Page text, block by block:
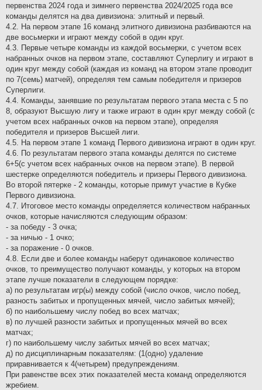
первенства 2024 года и зимнего первенства 2024/2025 года все
команды делятся на два дивизиона: элитный и первый.
4.2. На первом этапе 16 команд элитного дивизиона разбиваются на
две восьмерки и играют между собой в один круг.
4.3. Первые четыре команды из каждой восьмерки, с учетом всех
набранных очков на первом этапе, составляют Суперлигу и играют в
один круг между собой (каждая из команд на втором этапе проводит
по 7(семь) матчей), определяя тем самым победителя и призеров
Суперлиги.
4.4. Команды, занявшие по результатам первого этапа места с 5 по
8, образуют Высшую лигу и также играют в один круг между собой (с
учетом всех набранных очков на первом этапе), определяя
победителя и призеров Высшей лиги.
4.5. На первом этапе 1 команд Первого дивизиона играют в один круг.
4.6. По результатам первого этапа команды делятся по системе
6+5(с учетом всех набранных очков на первом этапе). В первой
шестерке определяются победитель и призеры Первого дивизиона.
Во второй пятерке - 2 команды, которые примут участие в Кубке
Первого дивизиона.
4.7. Итоговое место команды определяется количеством набранных
очков, которые начисляются следующим образом:
- за победу - 3 очка;
- за ничью - 1 очко;
- за поражение - 0 очков.
4.8. Если две и более команды наберут одинаковое количество
очков, то преимущество получают команды, у которых на втором
этапе лучше показатели в следующем порядке:
а) по результатам игр(ы) между собой (число очков, число побед,
разность забитых и пропущенных мячей, число забитых мячей);
б) по наибольшему числу побед во всех матчах;
в) по лучшей разности забитых и пропущенных мячей во всех
матчах;
г) по наибольшему числу забитых мячей во всех матчах;
д) по дисциплинарным показателям: (1(одно) удаление
приравнивается к 4(четырем) предупреждениям.
Пpи равенстве всех этих показателей места команд определяются
жребием.